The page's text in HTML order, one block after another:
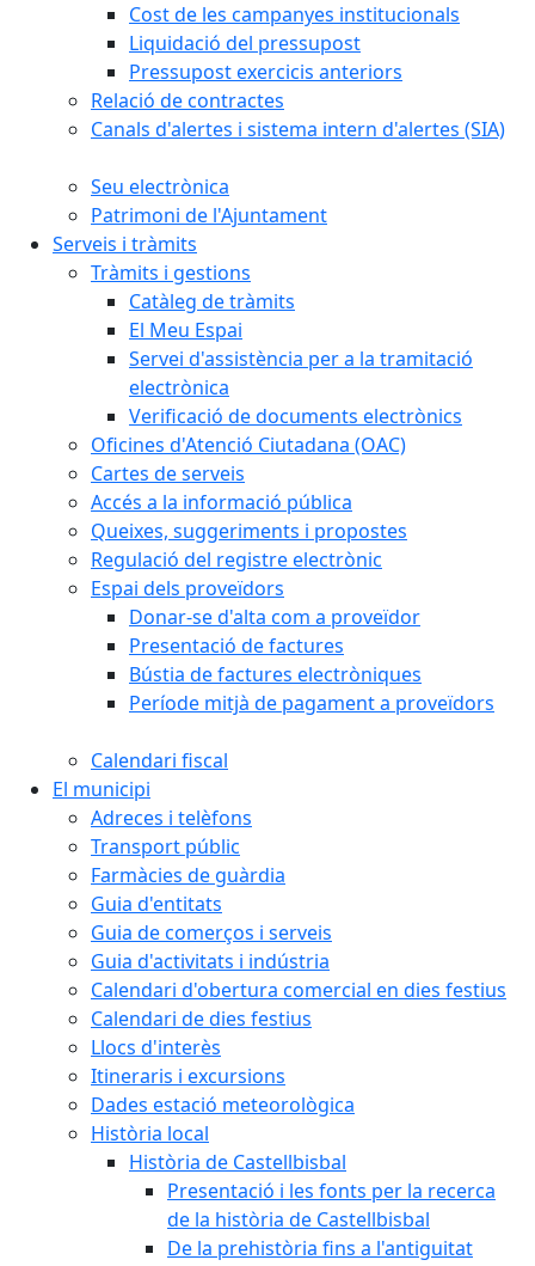
Cost de les campanyes institucionals
Liquidació del pressupost
Pressupost exercicis anteriors
Relació de contractes
Canals d'alertes i sistema intern d'alertes (SIA)
Seu electrònica
Patrimoni de l'Ajuntament
Serveis i tràmits
Tràmits i gestions
Catàleg de tràmits
El Meu Espai
Servei d'assistència per a la tramitació
electrònica
Verificació de documents electrònics
Oficines d'Atenció Ciutadana (OAC)
Cartes de serveis
Accés a la informació pública
Queixes, suggeriments i propostes
Regulació del registre electrònic
Espai dels proveïdors
Donar-se d'alta com a proveïdor
Presentació de factures
Bústia de factures electròniques
Període mitjà de pagament a proveïdors
Calendari fiscal
El municipi
Adreces i telèfons
Transport públic
Farmàcies de guàrdia
Guia d'entitats
Guia de comerços i serveis
Guia d'activitats i indústria
Calendari d'obertura comercial en dies festius
Calendari de dies festius
Llocs d'interès
Itineraris i excursions
Dades estació meteorològica
Història local
Història de Castellbisbal
Presentació i les fonts per la recerca
de la història de Castellbisbal
De la prehistòria fins a l'antiguitat